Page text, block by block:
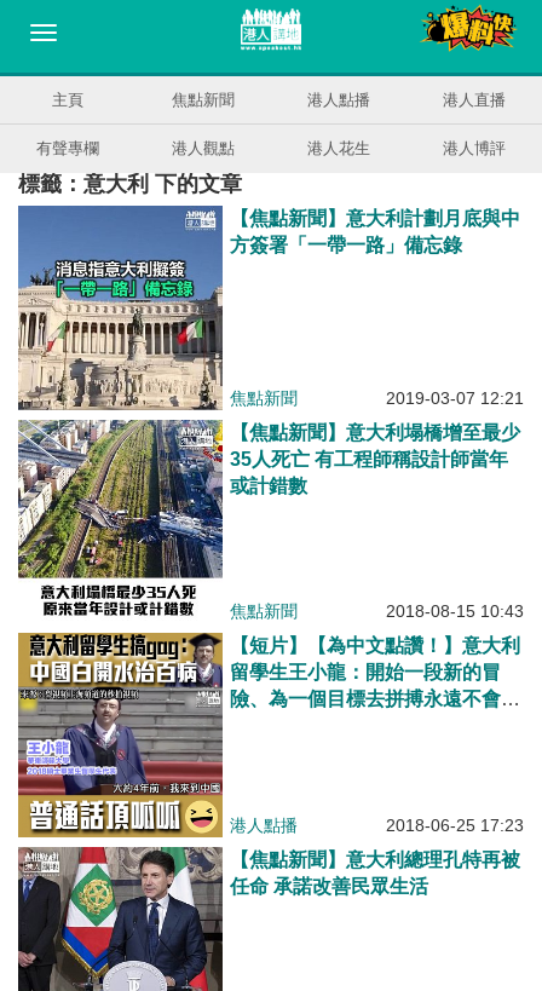
主頁 焦點新聞 港人點播 港人直播
有聲專欄 港人觀點 港人花生 港人博評
標籤：意大利 下的文章
【焦點新聞】意大利計劃月底與中
方簽署「一帶一路」備忘錄
焦點新聞 2019-03-07 12:21
【焦點新聞】意大利塌橋增至最少
35人死亡 有工程師稱設計師當年
或計錯數
焦點新聞 2018-08-15 10:43
【短片】【為中文點讚！】意大利
留學生王小龍：開始一段新的冒
險、為一個目標去拼搏永遠不會太
港人點播 2018-06-25 17:23
【焦點新聞】意大利總理孔特再被
任命 承諾改善民眾生活